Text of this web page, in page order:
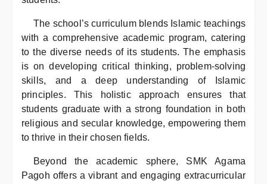
The school’s curriculum blends Islamic teachings
with a comprehensive academic program, catering
to the diverse needs of its students. The emphasis
is on developing critical thinking, problem-solving
skills, and a deep understanding of Islamic
principles. This holistic approach ensures that
students graduate with a strong foundation in both
religious and secular knowledge, empowering them
to thrive in their chosen fields.
Beyond the academic sphere, SMK Agama
Pagoh offers a vibrant and engaging extracurricular